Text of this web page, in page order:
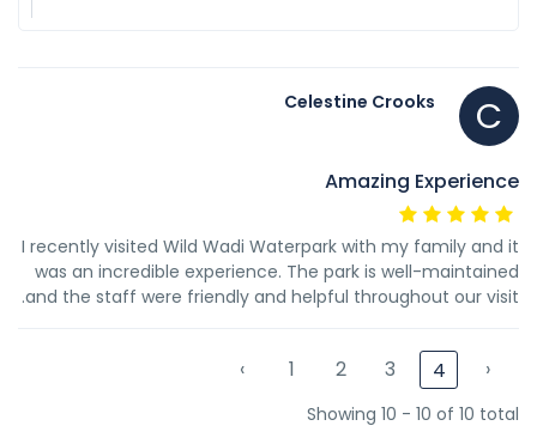
C
Celestine Crooks
Amazing Experience
I recently visited Wild Wadi Waterpark with my family and it
was an incredible experience. The park is well-maintained
and the staff were friendly and helpful throughout our visit.
‹ 1 2 3 4 ›
Showing 10 - 10 of 10 total